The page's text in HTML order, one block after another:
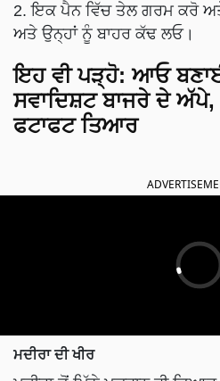
2. ਇਕ ਪੈਨ ਵਿੱਚ ਤੇਲ ਗਰਮ ਕਰੋ
ਅਤੇ ਉਨ੍ਹਾਂ ਨੂੰ ਬਾਹਰ ਕੱਢ ਲਓ।
ਇਹ ਵੀ ਪੜ੍ਹੋ: ਆਓ
ਸਵਾਦਿਸ਼ਟ ਬਾਜਰੇ ਦੇ
ਫਟਾਫਟ ਤਿਆਰ
ਮਦੀਰਾ ਤੋਂ ਮਿੱਠੇ ਪਕਵਾਨ ਵੀ ਤਿਆਰ